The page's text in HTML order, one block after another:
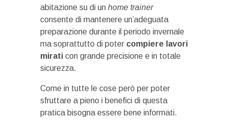
abitazione su di un home trainer
consente di mantenere un’adeguata
preparazione durante il periodo invernale
ma soprattutto di poter compiere lavori
mirati con grande precisione e in totale
sicurezza.
Come in tutte le cose però per poter
sfruttare a pieno i benefici di questa
pratica bisogna essere bene informati.